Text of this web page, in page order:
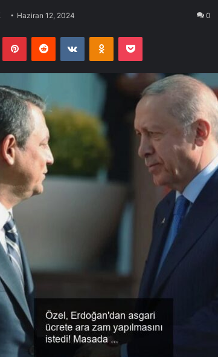
Haziran 12, 2024 0
PinterestReddit VKontakteOdnoklassniki
Pocket